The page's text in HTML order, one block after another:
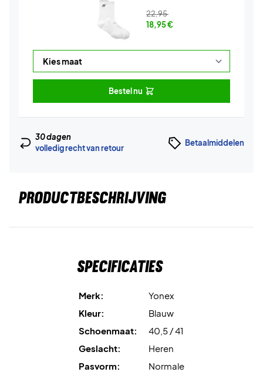
22,95
18,95€
Bestel nu
30 dagen
volledig recht van retour
Betaalmiddelen
PRODUCTBESCHRIJVING
Specificaties
Merk:
Yonex
Kleur:
Blauw
Schoenmaat:
40,5 / 41
Geslacht:
Heren
Pasvorm:
Normale